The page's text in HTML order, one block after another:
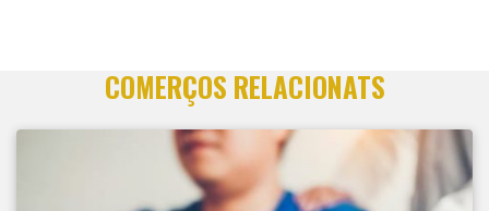
COMERÇOS RELACIONATS